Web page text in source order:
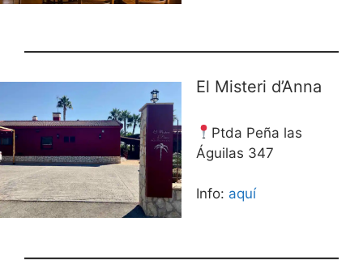
El Misteri d’Anna
Ptda Peña las
Águilas 347
Info: aquí